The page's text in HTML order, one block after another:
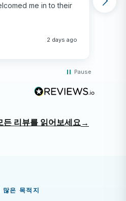
me in to their
2 days ago
Pause
리뷰를 읽어보세요→
많은 목적지